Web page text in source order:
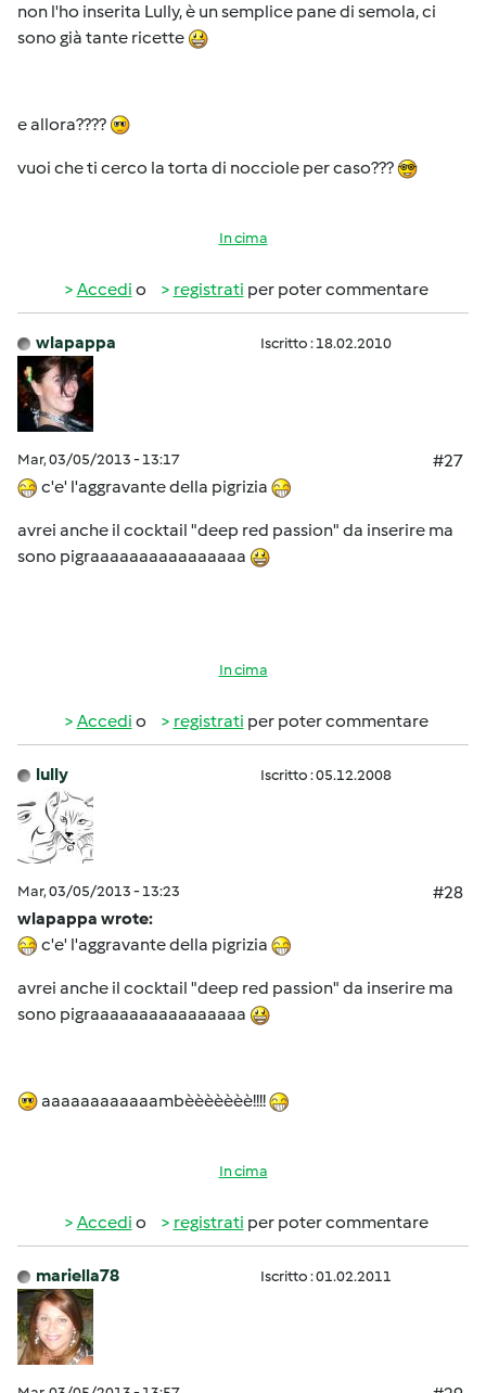
non l'ho inserita Lully, è un semplice pane di semola, ci
sono già tante ricette
e allora????
vuoi che ti cerco la torta di nocciole per caso???
In cima
Accedi o registrati per poter commentare
wlapappa Iscritto : 18.02.2010
Mar, 03/05/2013 - 13:17
#27
c'e' l'aggravante della pigrizia
avrei anche il cocktail "deep red passion" da inserire ma
sono pigraaaaaaaaaaaaaaaa
In cima
Accedi o registrati per poter commentare
lully Iscritto : 05.12.2008
Mar, 03/05/2013 - 13:23
#28
wlapappa wrote:
c'e' l'aggravante della pigrizia
avrei anche il cocktail "deep red passion" da inserire ma
sono pigraaaaaaaaaaaaaaaa
aaaaaaaaaaaambèèèèèèè!!!!
In cima
Accedi o registrati per poter commentare
mariella78 Iscritto : 01.02.2011